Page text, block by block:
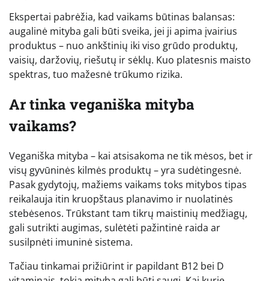
Ekspertai pabrėžia, kad vaikams būtinas balansas:
augalinė mityba gali būti sveika, jei ji apima įvairius
produktus – nuo ankštinių iki viso grūdo produktų,
vaisių, daržovių, riešutų ir sėklų. Kuo platesnis maisto
spektras, tuo mažesnė trūkumo rizika.
Ar tinka veganiška mityba
vaikams?
Veganiška mityba – kai atsisakoma ne tik mėsos, bet ir
visų gyvūninės kilmės produktų – yra sudėtingesnė.
Pasak gydytojų, mažiems vaikams toks mitybos tipas
reikalauja itin kruopštaus planavimo ir nuolatinės
stebėsenos. Trūkstant tam tikrų maistinių medžiagų,
gali sutrikti augimas, sulėtėti pažintinė raida ar
susilpnėti imuninė sistema.
Tačiau tinkamai prižiūrint ir papildant B12 bei D